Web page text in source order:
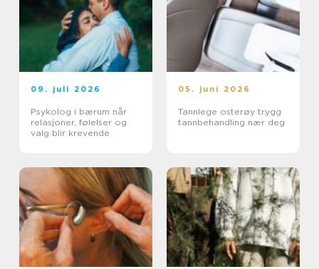
09. juli 2026
Psykolog i bærum når
relasjoner, følelser og
valg blir krevende
05. juni 2026
Tannlege osterøy trygg
tannbehandling nær deg